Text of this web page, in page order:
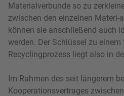
Materialverbunde so zu
zwischen den einzelnen Materi-
können sie anschließend auch
werden. Der Schlüssel zu
Recyclingprozess liegt also in
Im Rahmen des seit längerem
Kooperationsvertrages